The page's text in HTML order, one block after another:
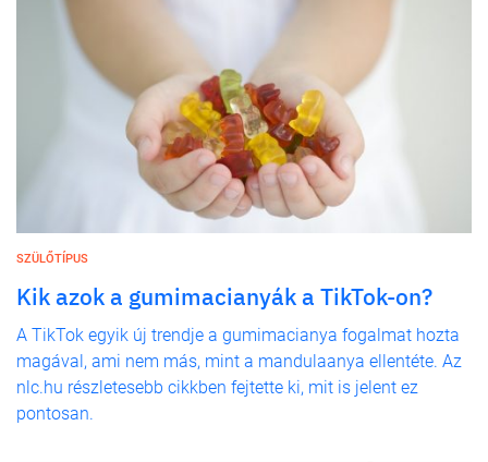
SZÜLŐTÍPUS
Kik azok a gumimacianyák a TikTok-on?
A TikTok egyik új trendje a gumimacianya fogalmat hozta
magával, ami nem más, mint a mandulaanya ellentéte. Az
nlc.hu részletesebb cikkben fejtette ki, mit is jelent ez
pontosan.